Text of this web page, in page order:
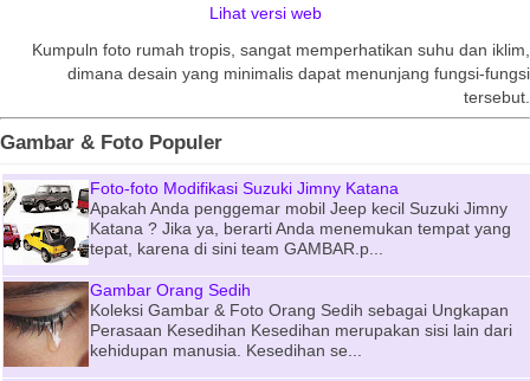
Lihat versi web
Kumpuln foto rumah tropis, sangat memperhatikan suhu dan iklim,
dimana desain yang minimalis dapat menunjang fungsi-fungsi
tersebut.
Gambar & Foto Populer
Foto-foto Modifikasi Suzuki Jimny Katana
Apakah Anda penggemar mobil Jeep kecil Suzuki Jimny
Katana ? Jika ya, berarti Anda menemukan tempat yang
tepat, karena di sini team GAMBAR.p...
Gambar Orang Sedih
Koleksi Gambar & Foto Orang Sedih sebagai Ungkapan
Perasaan Kesedihan Kesedihan merupakan sisi lain dari
kehidupan manusia. Kesedihan se...